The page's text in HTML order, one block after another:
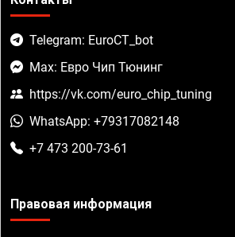
Telegram: EuroCT_bot
Max: Евро Чип Тюнинг
https://vk.com/euro_chip_tuning
WhatsApp: +79317082148
+7 473 200-73-61
Правовая информация